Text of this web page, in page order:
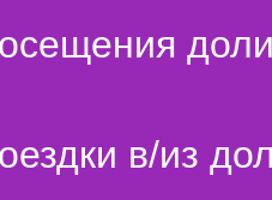
в/из